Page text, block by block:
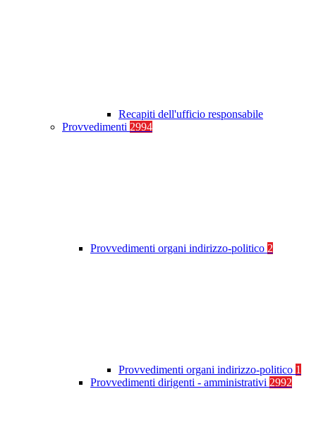
Recapiti dell'ufficio responsabile
Provvedimenti 2994
Provvedimenti organi indirizzo-politico 2
Provvedimenti organi indirizzo-politico 1
Provvedimenti dirigenti - amministrativi 2992